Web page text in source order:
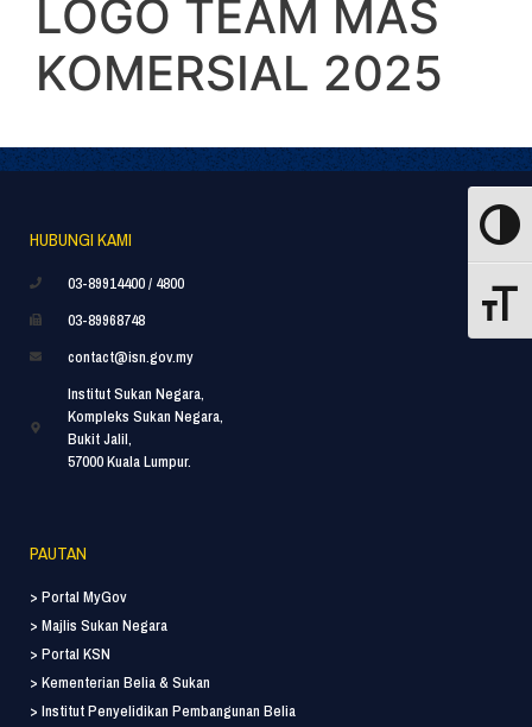
LOGO TEAM MAS
KOMERSIAL 2025
HUBUNGI KAMI
03-89914400 / 4800
03-89968748
contact@isn.gov.my
Institut Sukan Negara,
Kompleks Sukan Negara,
Bukit Jalil,
57000 Kuala Lumpur.
PAUTAN
> Portal MyGov
> Majlis Sukan Negara
> Portal KSN
> Kementerian Belia & Sukan
> Institut Penyelidikan Pembangunan Belia